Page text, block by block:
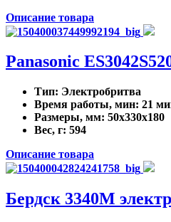
Описание товара
Panasonic
Тип: Электробритва
Время работы, мин: 21
Размеры, мм: 50x330x180
Вес, г: 594
Описание товара
Бердск 3340М